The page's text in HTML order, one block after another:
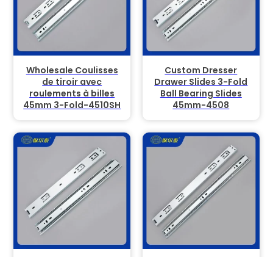
Wholesale Coulisses
de tiroir avec
roulements à billes
45mm 3-Fold-4510SH
Custom Dresser
Drawer Slides 3-Fold
Ball Bearing Slides
45mm-4508